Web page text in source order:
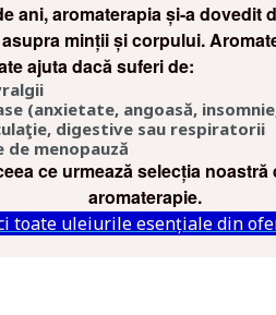
ani, aromaterapia și-a dovedit
minții și corpului.
ajuta dacă suferi de:
(anxietate, angoasă,
digestive sau respiratorii
de menopauză
ce urmează selecția
aromaterapie.
toate uleiurile esențiale din